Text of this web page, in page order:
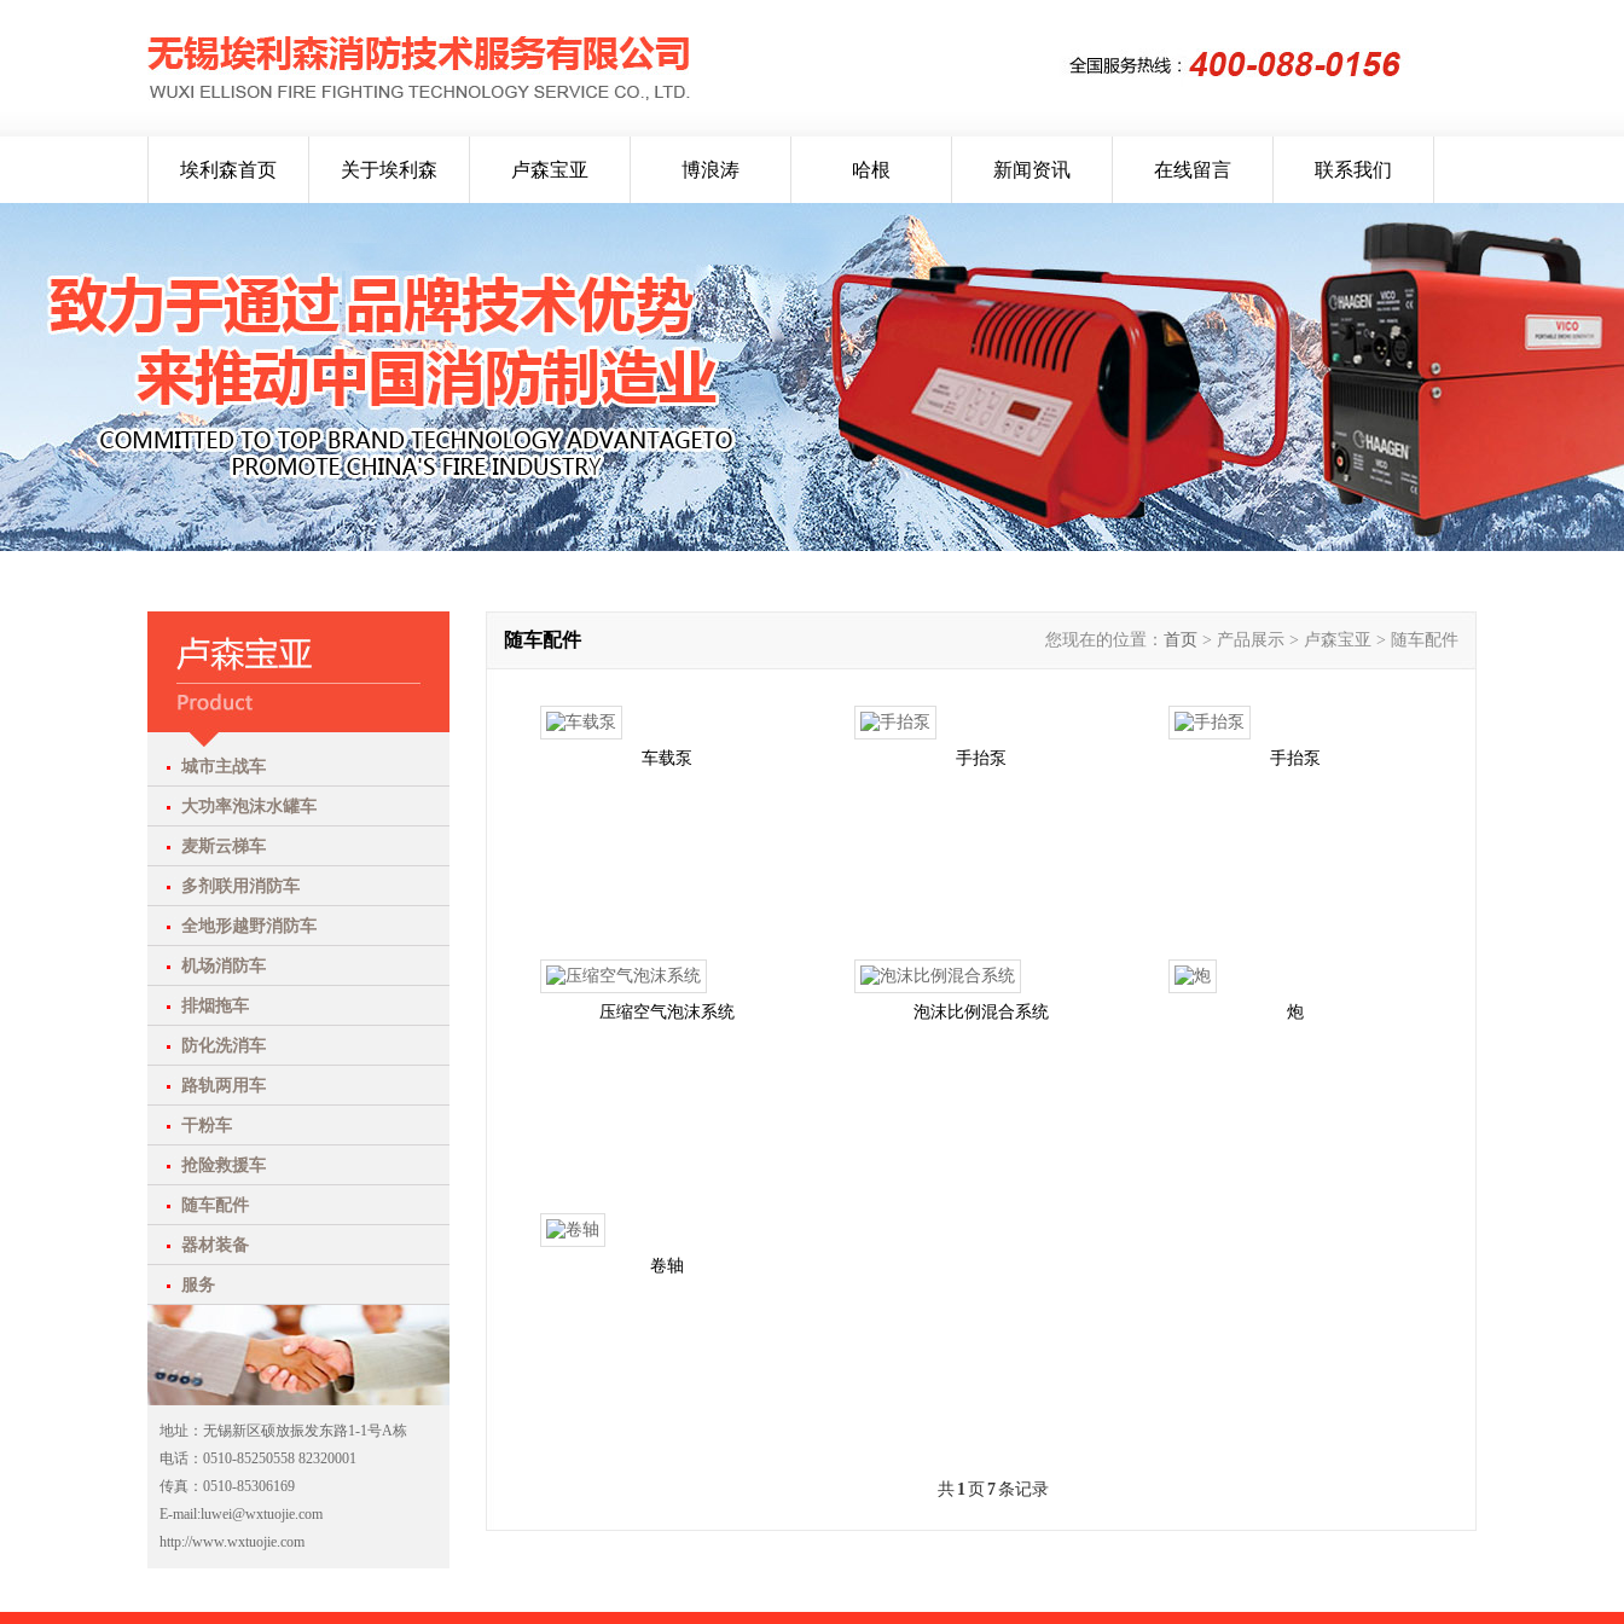
埃利森首页 关于埃利森 卢森宝亚 博浪涛 哈根 新闻资讯 在线留言 联系我们
城市主战车
大功率泡沫水罐车
麦斯云梯车
多剂联用消防车
全地形越野消防车
机场消防车
排烟拖车
防化洗消车
路轨两用车
干粉车
抢险救援车
随车配件
器材装备
服务
地址：无锡新区硕放振发东路1-1号A栋
电话：0510-85250558 82320001
传真：0510-85306169
E-mail:luwei@wxtuojie.com
http://www.wxtuojie.com
随车配件 您现在的位置： 首页 > 产品展示 > 卢森宝亚 > 随车配件
车载泵 手抬泵 手抬泵
压缩空气泡沫系统 泡沫比例混合系统 炮
卷轴
共 1页 7条记录